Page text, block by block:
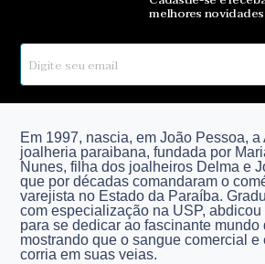
melhores
Em 1997, nascia, em João Pessoa, a
joalheria paraibana, fundada por
Nunes, filha dos joalheiros Delma e
que por décadas comandaram o
varejista no Estado da Paraíba.
com especialização na USP,
para se dedicar ao fascinante mundo
mostrando que o sangue comercial e
corria em suas veias.